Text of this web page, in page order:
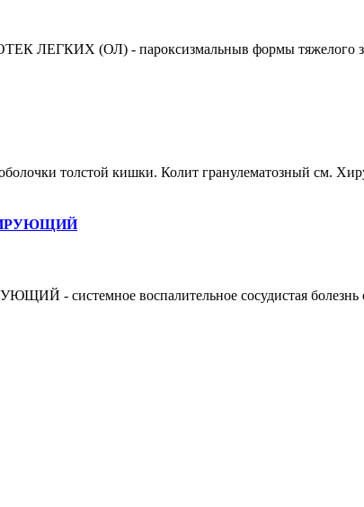
(ОЛ) - пароксизмальныв формы тяжелого
толстой кишки. Колит гранулематозный см.
системное воспалительное сосудистая болезнь